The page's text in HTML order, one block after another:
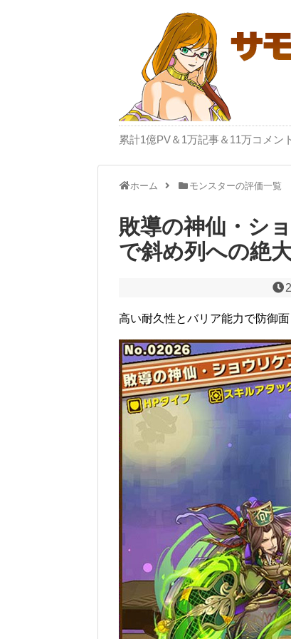
累計1億PV＆1万記事＆11万コメ
ホーム モンスターの評価一覧
敗導の神仙・シ
で斜め列への絶
高い耐久性とバリア能力で防御